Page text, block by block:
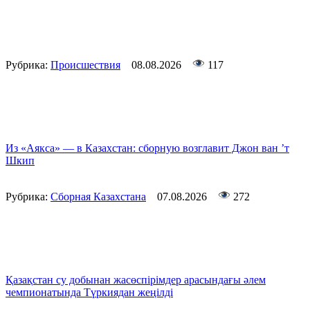
Рубрика: Происшествия 08.08.2026 117
Из «Аякса» — в Казахстан: сборную возглавит Джон ван ’т
Шкип
Рубрика: Сборная Казахстана 07.08.2026 272
Қазақстан су добынан жасөспірімдер арасындағы әлем
чемпионатында Түркиядан жеңілді